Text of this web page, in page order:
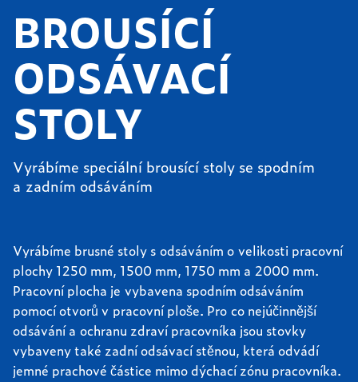
BROUSÍCÍ
ODSÁVACÍ
STOLY
Vyrábíme speciální brousící stoly se spodním
a zadním odsáváním
Vyrábíme brusné stoly s odsáváním o velikosti pracovní
plochy 1250 mm, 1500 mm, 1750 mm a 2000 mm.
Pracovní plocha je vybavena spodním odsáváním
pomocí otvorů v pracovní ploše. Pro co nejúčinnější
odsávání a ochranu zdraví pracovníka jsou stovky
vybaveny také zadní odsávací stěnou, která odvádí
jemné prachové částice mimo dýchací zónu pracovníka.